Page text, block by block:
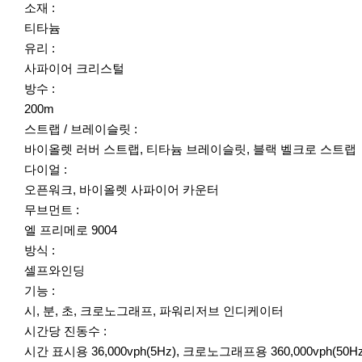
소재 :
티타늄
유리 :
사파이어 크리스털
방수 :
200m
스트랩 / 브레이슬릿 :
바이올렛 러버 스트랩, 티타늄 브레이슬릿, 블랙 벨크로 스트랩
다이얼 :
오픈워크, 바이올렛 사파이어 카운터
무브먼트 :
엘 프리메로 9004
방식 :
셀프와인딩
기능 :
시, 분, 초, 크로노그래프, 파워리저브 인디케이터
시간당 진동수 :
시간 표시용 36,000vph(5Hz), 크로노그래프용